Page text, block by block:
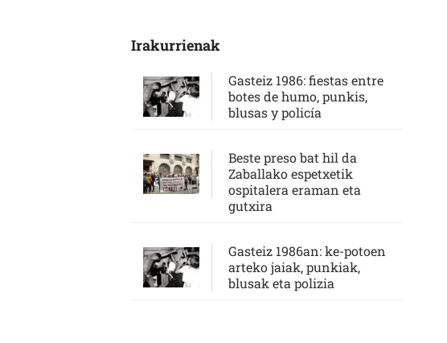
Irakurrienak
Gasteiz 1986: fiestas entre
botes de humo, punkis,
blusas y policía
Beste preso bat hil da
Zaballako espetxetik
ospitalera eraman eta
gutxira
Gasteiz 1986an: ke-potoen
arteko jaiak, punkiak,
blusak eta polizia